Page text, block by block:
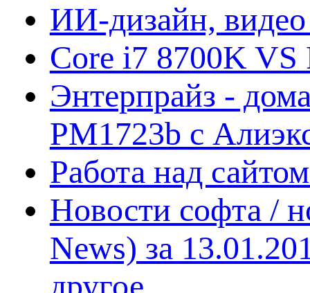
ИИ-дизайн,
Core i7 8700K VS
Энтерпрайз -
PM1723b с
Работа над
Новости софта /
News) за